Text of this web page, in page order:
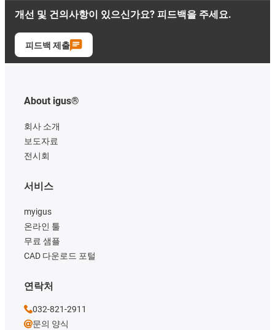
개선 및 건의사항이 있으신가요? 피드백을 주세요.
피드백 제출
About igus®
회사 소개
보도자료
전시회
서비스
myigus
온라인 툴
무료 샘플
CAD 다운로드 포털
연락처
032-821-2911
문의 양식